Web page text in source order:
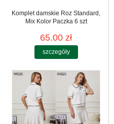
Komplet damskie Roz Standard,
Mix Kolor Paczka 6 szt
65.00 zł
szczegóły